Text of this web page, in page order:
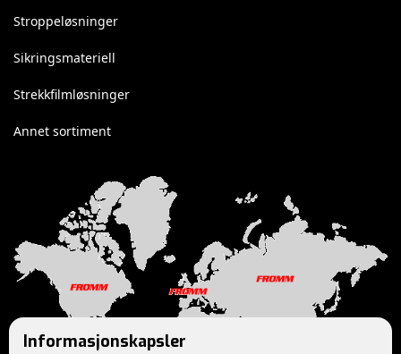
Informasjonskapsler
Stroppeløsninger
Sikringsmateriell
Strekkfilmløsninger
Annet sortiment